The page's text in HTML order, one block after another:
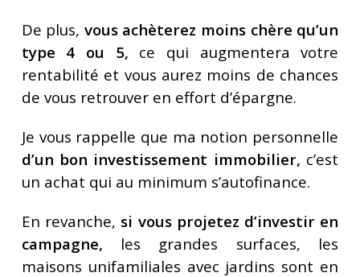
De plus, vous achèterez moins chère qu’un
type 4 ou 5, ce qui augmentera votre
rentabilité et vous aurez moins de chances
de vous retrouver en effort d’épargne.
Je vous rappelle que ma notion personnelle
d’un bon investissement immobilier, c’est
un achat qui au minimum s’autofinance.
En revanche, si vous projetez d’investir en
campagne, les grandes surfaces, les
maisons unifamiliales avec jardins sont en